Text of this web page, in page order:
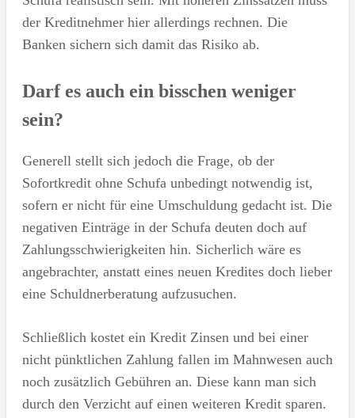
der Kreditnehmer hier allerdings rechnen. Die
Banken sichern sich damit das Risiko ab.
Darf es auch ein bisschen weniger
sein?
Generell stellt sich jedoch die Frage, ob der
Sofortkredit ohne Schufa unbedingt notwendig ist,
sofern er nicht für eine Umschuldung gedacht ist. Die
negativen Einträge in der Schufa deuten doch auf
Zahlungsschwierigkeiten hin. Sicherlich wäre es
angebrachter, anstatt eines neuen Kredites doch lieber
eine Schuldnerberatung aufzusuchen.
Schließlich kostet ein Kredit Zinsen und bei einer
nicht pünktlichen Zahlung fallen im Mahnwesen auch
noch zusätzlich Gebühren an. Diese kann man sich
durch den Verzicht auf einen weiteren Kredit sparen.